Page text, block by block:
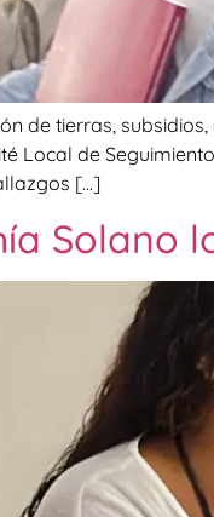
de tierras,
Local de
[…]
Solano